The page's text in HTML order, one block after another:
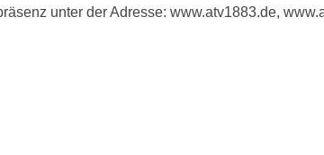
unter der Adresse: www.atv1883.de,